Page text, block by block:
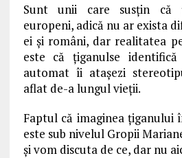
Sunt unii care susțin că
europeni, adică nu ar exista
ei și români, dar realitatea
este că țiganulse
automat îi atașezi
aflat de-a lungul vieții.
Faptul că imaginea țiganului
este sub nivelul Gropii
și vom discuta de ce, dar nu